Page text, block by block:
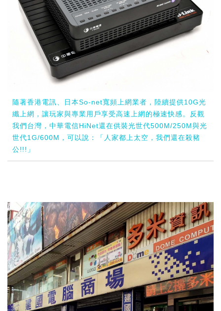
隨著香港電訊、日本So-net寬頻上網業者，陸續提供10G光
纖上網，讓玩家與專業用戶享受高速上網的極速快感。反觀
我們台灣，中華電信HiNet還在供裝光世代500M/250M與光
世代1G/600M，可以說：「人家都上太空，我們還在殺豬
公!!!」